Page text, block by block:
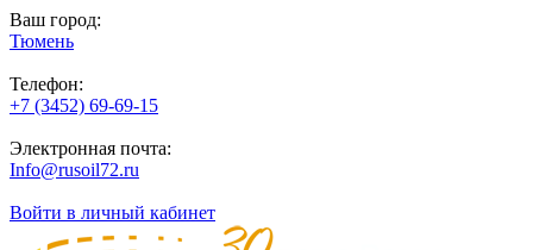
Ваш город:
Тюмень
Телефон:
+7 (3452) 69-69-15
Электронная почта:
Info@rusoil72.ru
Войти в личный кабинет